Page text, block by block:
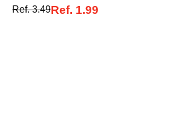
Ref.3.49Ref. 1.99